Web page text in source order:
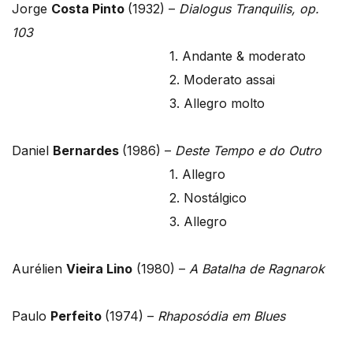
Jorge Costa Pinto (1932) – Dialogus Tranquilis, op.
103
1. Andante & moderato
2. Moderato assai
3. Allegro molto
Daniel Bernardes (1986) – Deste Tempo e do Outro
1. Allegro
2. Nostálgico
3. Allegro
Aurélien Vieira Lino (1980) – A Batalha de Ragnarok
Paulo Perfeito (1974) – Rhaposódia em Blues